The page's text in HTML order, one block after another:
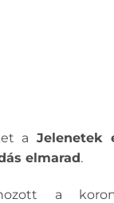
a Jelenetek
elmarad.
a